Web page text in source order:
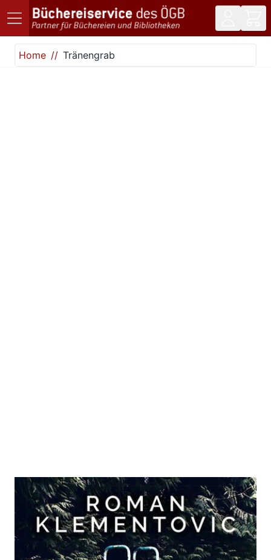
Direkt zum Inhalt
Home
Tränengrab
Tränengrab
Zur Wunschliste hinzufügen